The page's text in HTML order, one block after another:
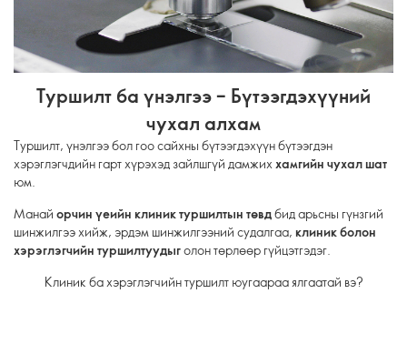
Туршилт ба үнэлгээ – Бүтээгдэхүүний
чухал алхам
Туршилт, үнэлгээ бол гоо сайхны бүтээгдэхүүн бүтээгдэн
хэрэглэгчдийн гарт хүрэхэд зайлшгүй дамжих хамгийн чухал шат
юм.
Манай орчин үеийн клиник туршилтын төвдбид арьсны гүнзгий
шинжилгээ хийж, эрдэм шинжилгээний судалгаа, клиник болон
хэрэглэгчийн туршилтуудыголон төрлөөр гүйцэтгэдэг.
Клиник ба хэрэглэгчийн туршилт юугаараа ялгаатай вэ?